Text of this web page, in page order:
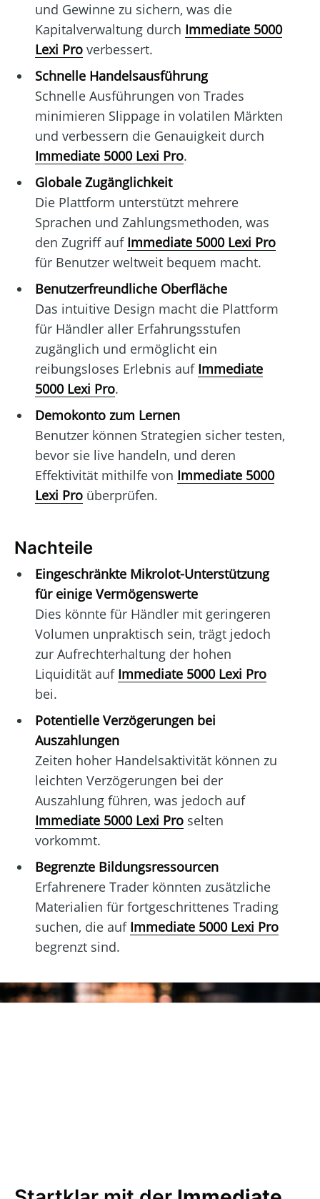
und Gewinne zu sichern, was die
Kapitalverwaltung durch Immediate 5000
Lexi Proverbessert.
Schnelle Handelsausführung
Schnelle Ausführungen von Trades
minimieren Slippage in volatilen Märkten
und verbessern die Genauigkeit durch
Immediate 5000 Lexi Pro.
Globale Zugänglichkeit
Die Plattform unterstützt mehrere
Sprachen und Zahlungsmethoden, was
den Zugriff auf Immediate 5000 Lexi Pro
für Benutzer weltweit bequem macht.
Benutzerfreundliche Oberfläche
Das intuitive Design macht die Plattform
für Händler aller Erfahrungsstufen
zugänglich und ermöglicht ein
reibungsloses Erlebnis auf Immediate
5000 Lexi Pro.
Demokonto zum Lernen
Benutzer können Strategien sicher testen,
bevor sie live handeln, und deren
Effektivität mithilfe von Immediate 5000
Lexi Proüberprüfen.
Nachteile
Eingeschränkte Mikrolot-Unterstützung
für einige Vermögenswerte
Dies könnte für Händler mit geringeren
Volumen unpraktisch sein, trägt jedoch
zur Aufrechterhaltung der hohen
Liquidität auf Immediate 5000 Lexi Pro
bei.
Potentielle Verzögerungen bei
Auszahlungen
Zeiten hoher Handelsaktivität können zu
leichten Verzögerungen bei der
Auszahlung führen, was jedoch auf
Immediate 5000 Lexi Proselten
vorkommt.
Begrenzte Bildungsressourcen
Erfahrenere Trader könnten zusätzliche
Materialien für fortgeschrittenes Trading
suchen, die auf Immediate 5000 Lexi Pro
begrenzt sind.